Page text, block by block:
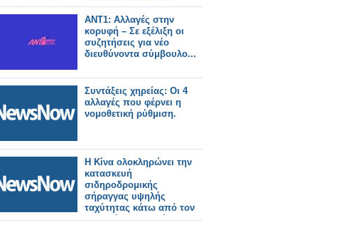
ΑΝΤ1: Αλλαγές στην
κορυφή – Σε εξέλιξη οι
συζητήσεις για νέο
διευθύνοντα σύμβουλο...
Συντάξεις χηρείας: Οι 4
αλλαγές που φέρνει η
νομοθετική ρύθμιση.
Η Κίνα ολοκληρώνει την
κατασκευή
σιδηροδρομικής
σήραγγας υψηλής
ταχύτητας κάτω από τον
ποταμό Γιανγκτσέ.